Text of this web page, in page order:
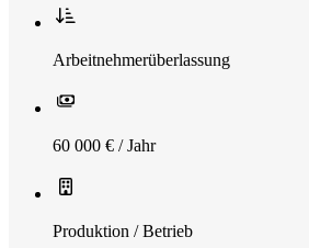
Arbeitnehmerüberlassung
60 000 € / Jahr
Produktion / Betrieb